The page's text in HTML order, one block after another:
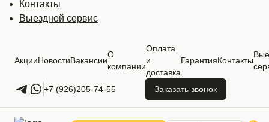
Контакты
Выездной сервис
АкцииНовостиВакансии
О
компании
Оплата
и
доставка
ГарантияКонтакты
+7 (926)205-74-55 Заказать звонок